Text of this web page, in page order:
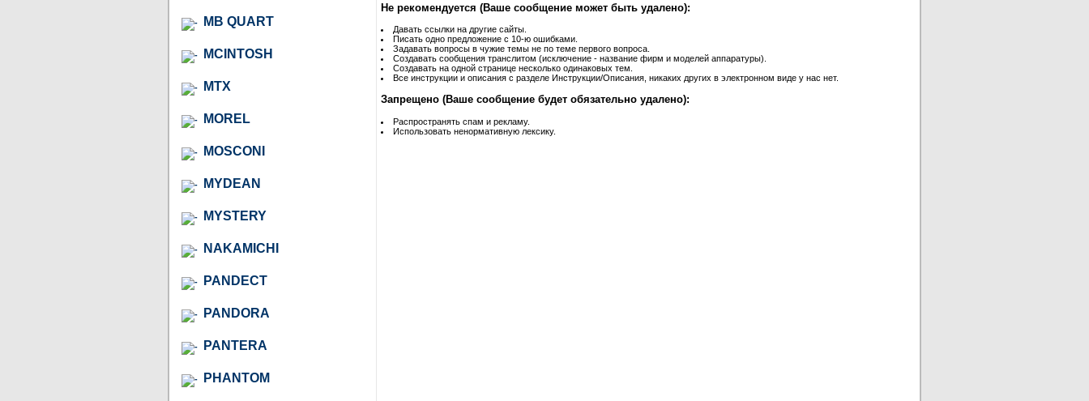
MB QUART
MCINTOSH
MTX
MOREL
MOSCONI
MYDEAN
MYSTERY
NAKAMICHI
PANDECT
PANDORA
PANTERA
PHANTOM
Не рекомендуется (Ваше сообщение может быть удалено):
Давать ссылки на другие сайты.
Писать одно предложение с 10-ю ошибками.
Задавать вопросы в чужие темы не по теме первого вопроса.
Создавать сообщения транслитом (исключение - название фирм и моделей аппаратуры).
Создавать на одной странице несколько одинаковых тем.
Все инструкции и описания с разделе Инструкции/Описания, никаких других в электронном виде у нас нет.
Запрещено (Ваше сообщение будет обязательно удалено):
Распространять спам и рекламу.
Использовать ненормативную лексику.